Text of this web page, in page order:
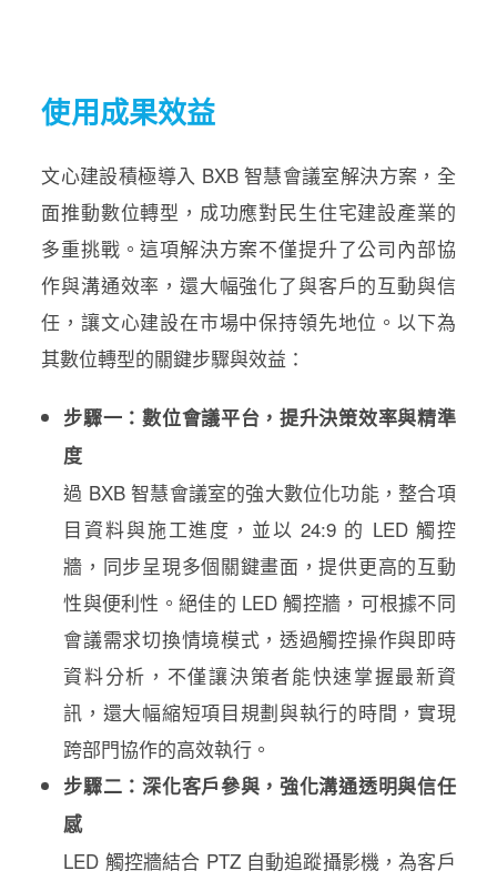
使用成果效益
文心建設積極導入 BXB 智慧會議室解決方案，全
面推動數位轉型，成功應對民生住宅建設產業的
多重挑戰。這項解決方案不僅提升了公司內部協
作與溝通效率，還大幅強化了與客戶的互動與信
任，讓文心建設在市場中保持領先地位。以下為
其數位轉型的關鍵步驟與效益：
步驟一：數位會議平台，提升決策效率與精準
度
過 BXB 智慧會議室的強大數位化功能，整合項
目資料與施工進度，並以 24:9 的 LED 觸控
牆，同步呈現多個關鍵畫面，提供更高的互動
性與便利性。絕佳的 LED 觸控牆，可根據不同
會議需求切換情境模式，透過觸控操作與即時
資料分析，不僅讓決策者能快速掌握最新資
訊，還大幅縮短項目規劃與執行的時間，實現
跨部門協作的高效執行。
步驟二：深化客戶參與，強化溝通透明與信任
感
LED 觸控牆結合 PTZ 自動追蹤攝影機，為客戶